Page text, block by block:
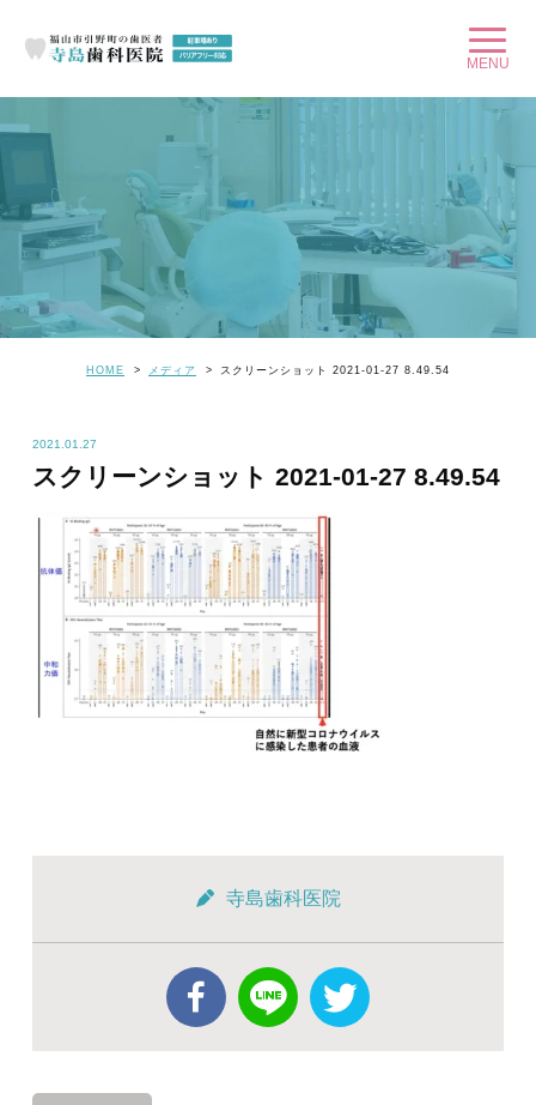
HOME メディア スクリーンショット 2021-01-27 8.49.54
2021.01.27
スクリーンショット 2021-01-27 8.49.54
寺島歯科医院